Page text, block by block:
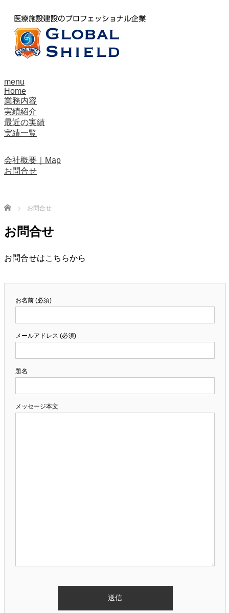
menu
Home
業務内容
実績紹介
最近の実績
実績一覧
会社概要｜Map
お問合せ
Home お問合せ
お問合せ
お問合せはこちらから
お名前 (必須)
メールアドレス (必須)
題名
メッセージ本文